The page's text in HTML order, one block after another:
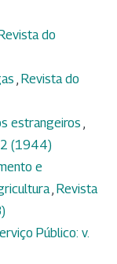
Revista do
, Revista do
estrangeiros ,
2 (1944)
e
, Revista
Público: v.